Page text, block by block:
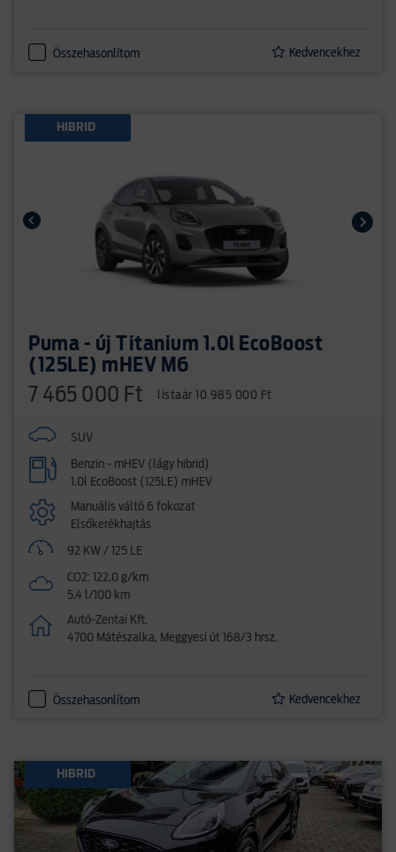
Összehasonlítom Kedvencekhez
HIBRID
Puma - új Titanium 1.0l EcoBoost
(125LE) mHEV M6
7 465 000 Ft listaár 10 985 000 Ft
SUV
Benzin - mHEV (lágy hibrid)
1.0l EcoBoost (125LE) mHEV
Manuális váltó 6 fokozat
Elsőkerékhajtás
92 KW / 125 LE
CO2: 122.0 g/km
5.4 l/100 km
Autó-Zentai Kft.
4700 Mátészalka, Meggyesi út 168/3 hrsz.
Összehasonlítom Kedvencekhez
HIBRID